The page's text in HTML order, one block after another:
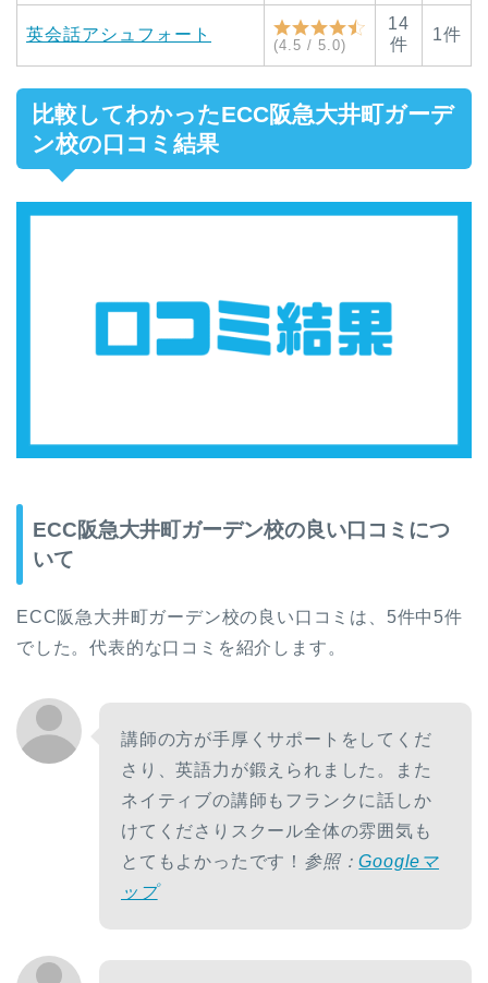
英会話アシュフォート
(4.5 / 5.0)
14
件
1件
比較してわかったECC阪急大井町ガーデ
ン校の口コミ結果
ECC阪急大井町ガーデン校の良い口コミにつ
いて
ECC阪急大井町ガーデン校の良い口コミは、5件中5件
でした。代表的な口コミを紹介します。
講師の方が手厚くサポートをしてくだ
さり、英語力が鍛えられました。また
ネイティブの講師もフランクに話しか
けてくださりスクール全体の雰囲気も
とてもよかったです！ 参照：Googleマ
ップ